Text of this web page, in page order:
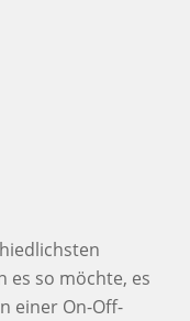
es so möchte, es
einer On-Off-